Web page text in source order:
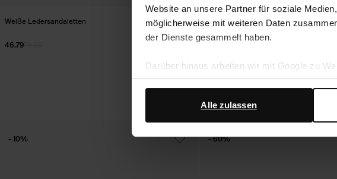
Website an unsere Partner für soziale
möglicherweise mit weiteren Daten
der Dienste gesammelt haben.
Darüber hinaus arbeiten wir mit Google zu
Google Ihre personenbezogenen Daten
Alle zulassen
Weiße Ledersandaletten
46.79
Gelbe Mules mit Absatz und Knoten-
- 10% - 60%